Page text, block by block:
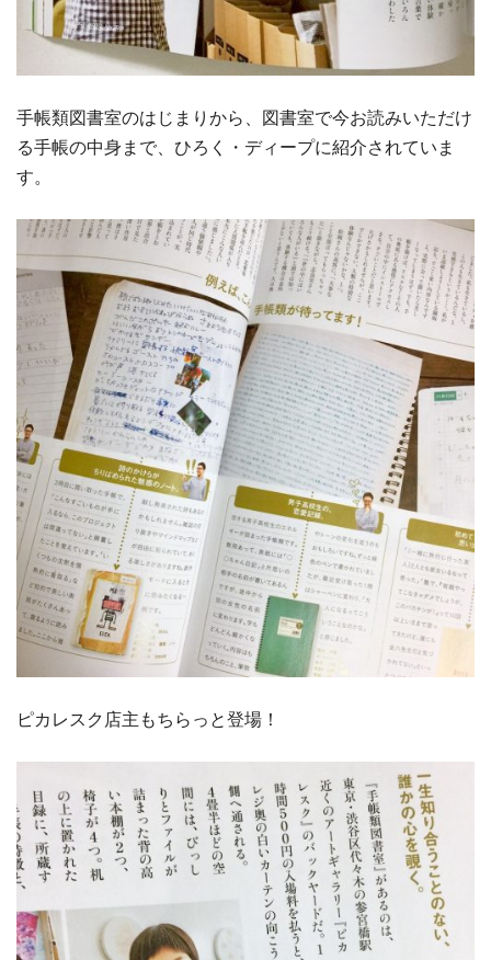
手帳類図書室のはじまりから、図書室で今お読みいただけ
る手帳の中身まで、ひろく・ディープに紹介されていま
す。
ピカレスク店主もちらっと登場！